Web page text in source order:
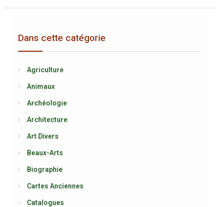
Dans cette catégorie
Agriculture
Animaux
Archéologie
Architecture
Art Divers
Beaux-Arts
Biographie
Cartes Anciennes
Catalogues